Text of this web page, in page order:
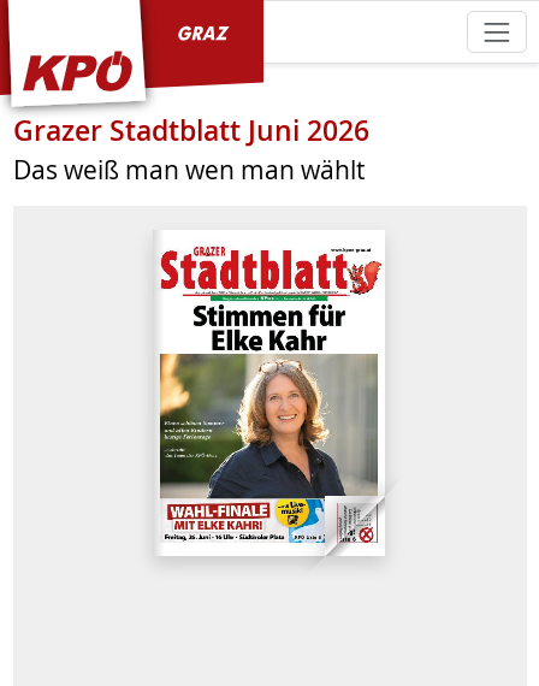
Grazer Stadtblatt Juni 2026
Das weiß man wen man wählt